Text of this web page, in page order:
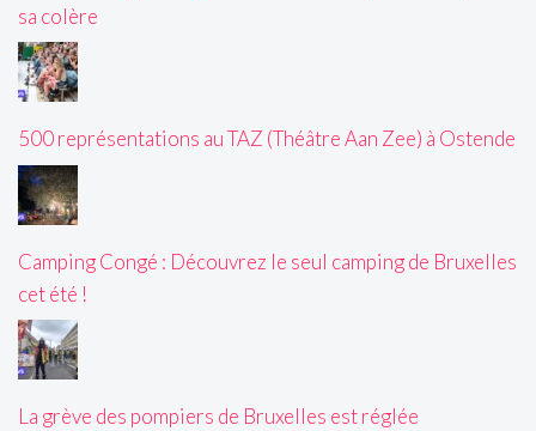
sa colère
500 représentations au TAZ (Théâtre Aan Zee) à Ostende
Camping Congé : Découvrez le seul camping de Bruxelles
cet été !
La grève des pompiers de Bruxelles est réglée